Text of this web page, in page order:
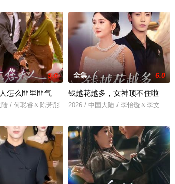
5.0
怎么匪里匪气
/ 何聪睿＆陈芳彤
全集 6.0
钱越花越多，女神顶不住啦
2026 / 中国大陆 / 李怡璇＆李文轩全